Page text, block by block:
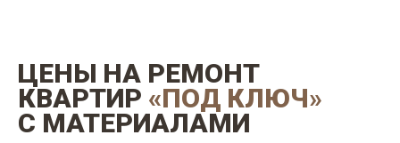
ЦЕНЫ НА РЕМОНТ
КВАРТИР «ПОД КЛЮЧ»
С МАТЕРИАЛАМИ